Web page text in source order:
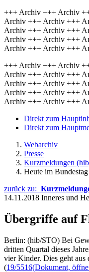
+++ Archiv +++ Archiv
Archiv +++ Archiv +++
Archiv +++ Archiv +++
Archiv +++ Archiv +++
Archiv +++ Archiv +++
+++ Archiv +++ Archiv
Archiv +++ Archiv +++
Archiv +++ Archiv +++
Archiv +++ Archiv +++
Archiv +++ Archiv +++
Direkt zum
Direkt zum
Webarchiv
Presse
Kurzmeldungen
Heute im
zurück zu:
14.11.2018 Inneres und
Übergriffe auf
Berlin: (hib/STO) Bei
dritten Quartal dieses
vier Kinder. Dies geht aus
(19/5516(Dokument,